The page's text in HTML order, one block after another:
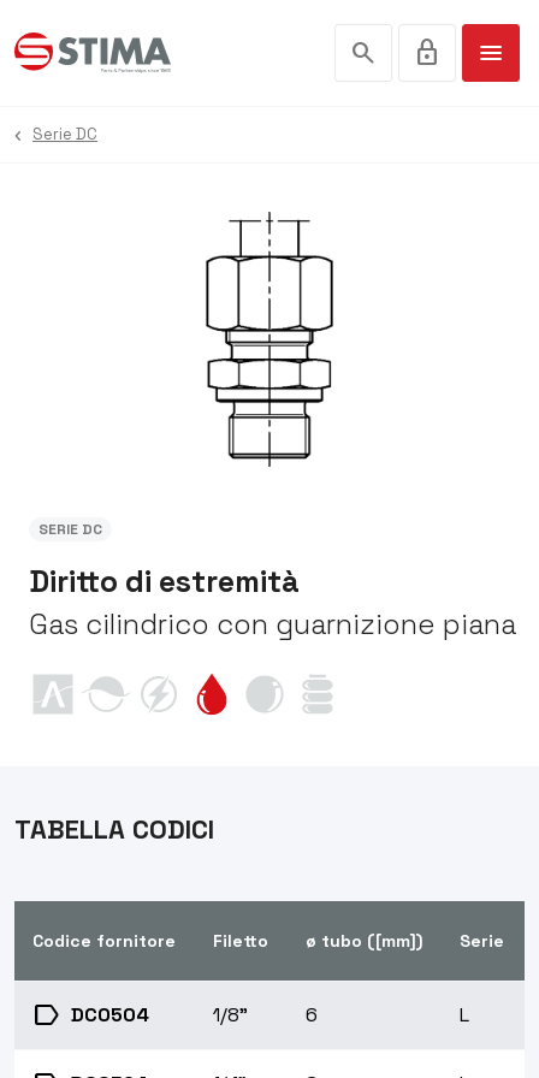
search lock menu
Serie DC
SERIE DC
Diritto di estremità
Gas cilindrico con guarnizione piana
TABELLA CODICI
Codice fornitore Filetto ø tubo ([mm]) Serie
label DC0504 1/8" 6 L